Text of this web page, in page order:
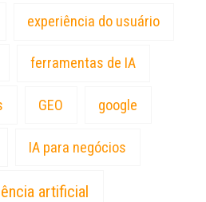
experiência do usuário
ferramentas de IA
GEO google
IA para negócios
artificial